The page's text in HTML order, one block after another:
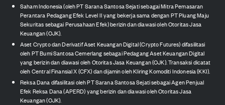
Saham Indonesia (oleh PT Sarana Santosa Sejati sebagai Mitra Pemasaran
Perantara Pedagang Efek Level II yang bekerja sama dengan PT Pluang Maju
Sekuritas sebagai Perusahaan Efek) berizin dan diawasi oleh Otoritas Jasa
Keuangan (OJK).
Aset Crypto dan Derivatif Aset Keuangan Digital (Crypto Futures) difasilitasi
oleh PT Bumi Santosa Cemerlang sebagai Pedagang Aset Keuangan Digital
yang berizin dan diawasi oleh Otoritas Jasa Keuangan (OJK). Transaksi dicatat
oleh Central Finansial X (CFX) dan dijamin oleh Kliring Komoditi Indonesia (KKI).
Reksa Dana difasilitasi oleh PT Sarana Santosa Sejati sebagai Agen Penjual
Efek Reksa Dana (APERD) yang berizin dan diawasi oleh Otoritas Jasa
Keuangan (OJK).